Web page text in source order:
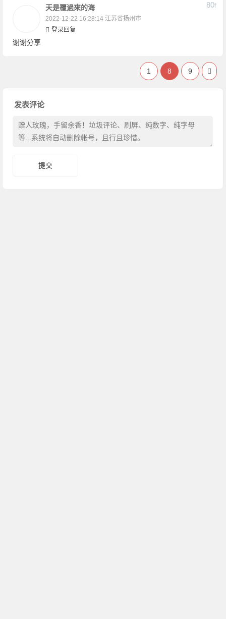
天是覆過來的海
2022-12-22 16:28:14 江苏省扬州市
80F
登录回复
谢谢分享
1 8 9
发表评论